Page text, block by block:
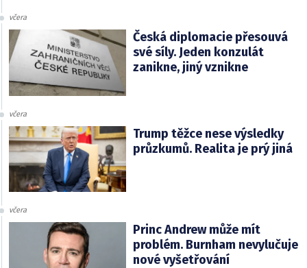
včera
Česká diplomacie přesouvá
své síly. Jeden konzulát
zanikne, jiný vznikne
včera
Trump těžce nese výsledky
průzkumů. Realita je prý jiná
včera
Princ Andrew může mít
problém. Burnham nevylučuje
nové vyšetřování